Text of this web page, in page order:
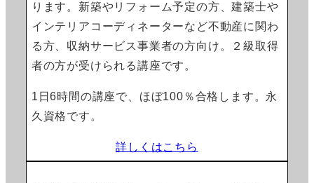
ります。新築やリフォーム予定の方、建築士や
インテリアコーディネーターなど不動産に関わ
る方、収納サービス事業者の方向け。２級取得
者の方が受けられる講座です。
1日6時間の講座で、ほぼ100％合格します。永
久資格です。
詳しくはこちら